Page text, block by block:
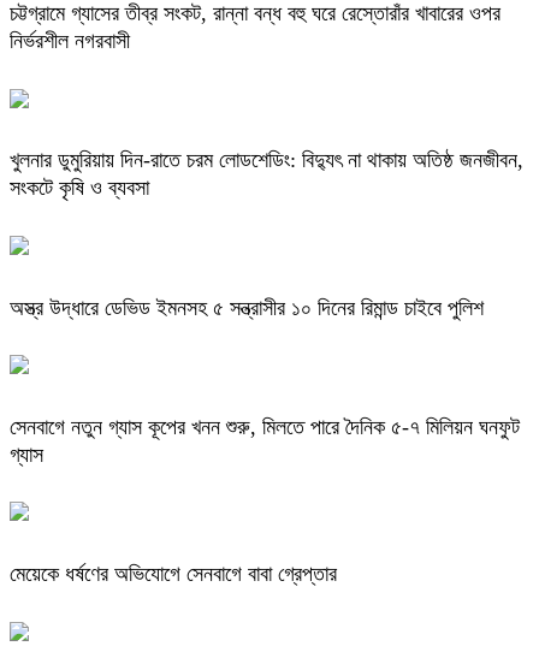
চট্টগ্রামে গ্যাসের তীব্র সংকট, রান্না বন্ধ বহু ঘরে রেস্তোরাঁর খাবারের ওপর
নির্ভরশীল নগরবাসী
খুলনার ডুমুরিয়ায় দিন-রাতে চরম লোডশেডিং: বিদ্যুৎ না থাকায় অতিষ্ঠ জনজীবন,
সংকটে কৃষি ও ব্যবসা
অস্ত্র উদ্ধারে ডেভিড ইমনসহ ৫ সন্ত্রাসীর ১০ দিনের রিমান্ড চাইবে পুলিশ
সেনবাগে নতুন গ্যাস কূপের খনন শুরু, মিলতে পারে দৈনিক ৫-৭ মিলিয়ন ঘনফুট
গ্যাস
মেয়েকে ধর্ষণের অভিযোগে সেনবাগে বাবা গ্রেপ্তার